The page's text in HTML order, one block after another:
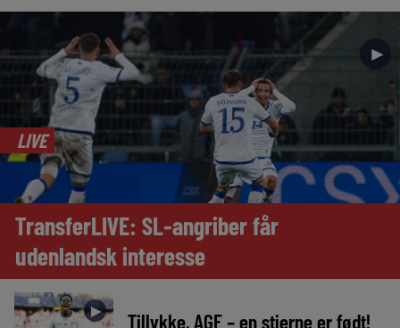
►
LIVE
TransferLIVE: SL-angriber får
udenlandsk interesse
► Tillykke, AGF – en stjerne er født!